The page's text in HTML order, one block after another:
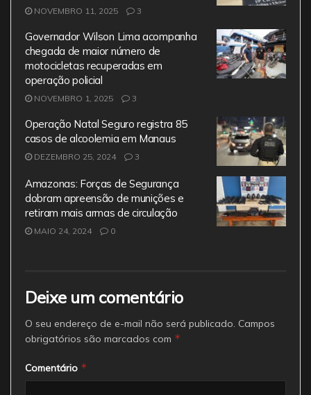
NOVEMBRO 11, 2025 3
Governador Wilson Lima acompanha
chegada de maior número de
motocicletas recuperadas em
operação policial
NOVEMBRO 1, 2025 3
Operação Natal Seguro registra 85
casos de alcoolemia em Manaus
DEZEMBRO 25, 2024 3
Amazonas: Forças de Segurança
dobram apreensão de munições e
retiram mais armas de circulação
MAIO 24, 2024 0
Deixe um comentário
O seu endereço de e-mail não será publicado. Campos
obrigatórios são marcados com *
Comentário *